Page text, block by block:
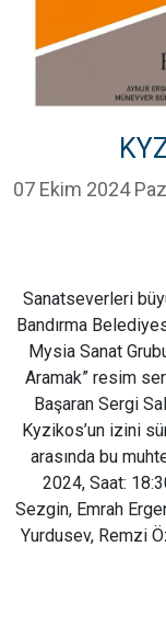
07 Ekim 2024
Sanatseverleri
Bandırma
Mysia Sanat
Aramak” resim
Başaran Sergi
Kyzikos’un izini
arasında bu
2024, Saat:
Sezgin, Emrah
Yurdusev, Remzi